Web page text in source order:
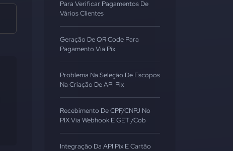
Para Verificar Pagamentos De
Vários Clientes
Geração De QR Code Para
Pagamento Via Pix
Problema Na Seleção De Escopos
Na Criação De API Pix
Recebimento De CPF/CNPJ No
PIX Via Webhook E GET /cob
Integração Da API Pix E Cartão